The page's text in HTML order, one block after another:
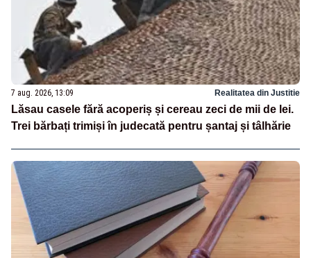
7 aug. 2026, 13:09 Realitatea din Justitie
Lăsau casele fără acoperiș și cereau zeci de mii de lei.
Trei bărbați trimiși în judecată pentru șantaj și tâlhărie